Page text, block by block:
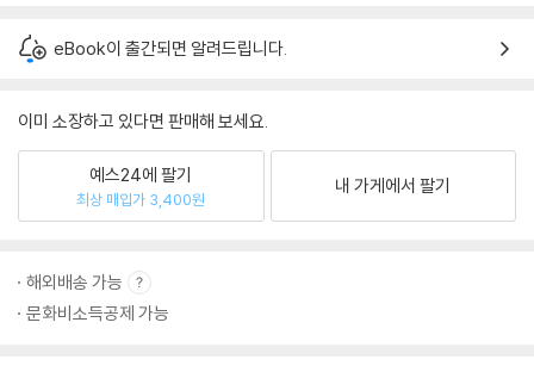
eBook이 출간되면 알려드립니다.
이미 소장하고 있다면 판매해 보세요.
예스24에 팔기
최상 매입가 3,400원
내 가게에서 팔기
해외배송 가능
문화비소득공제 가능